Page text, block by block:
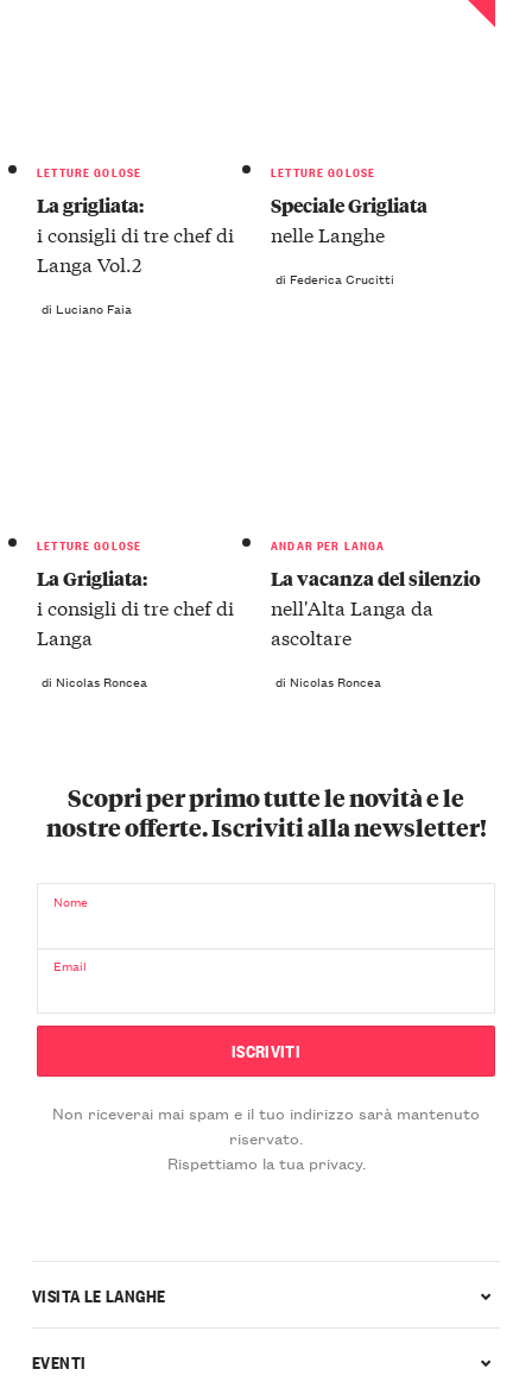
LETTURE GOLOSE
La grigliata:
i consigli di tre chef di
Langa Vol.2
di Luciano Faia
LETTURE GOLOSE
Speciale Grigliata
nelle Langhe
di Federica Crucitti
LETTURE GOLOSE
La Grigliata:
i consigli di tre chef di
Langa
di Nicolas Roncea
ANDAR PER LANGA
La vacanza del silenzio
nell'Alta Langa da
ascoltare
di Nicolas Roncea
Scopri per primo tutte le novità e le
nostre offerte. Iscriviti alla newsletter!
Nome
Email
Non riceverai mai spam e il tuo indirizzo sarà mantenuto
riservato.
Rispettiamo la tua privacy.
VISITA LE LANGHE
EVENTI